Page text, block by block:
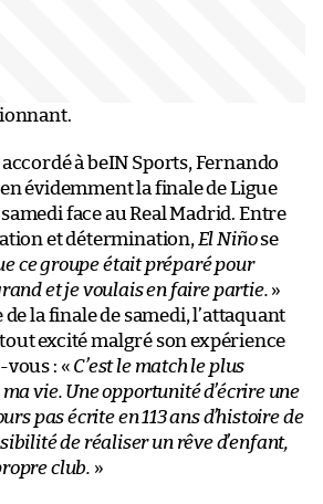
à beIN Sports, Fernando
évidemment la finale de Ligue
face au Real Madrid. Entre
et détermination, El Niñose
ce groupe était préparé pour
et je voulais en faire partie. »
la finale de samedi, l’attaquant
excité malgré son expérience
vous : « C’est le match le plus
vie. Une opportunité d’écrire une
pas écrite en 113 ans d’histoire de
de réaliser un rêve d’enfant,
club. »